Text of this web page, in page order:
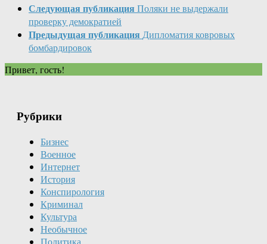
Следующая публикация Поляки не выдержали
проверку демократией
Предыдущая публикация Дипломатия ковровых
бомбардировок
Привет, гость!
Рубрики
Бизнес
Военное
Интернет
История
Конспирология
Криминал
Культура
Необычное
Политика